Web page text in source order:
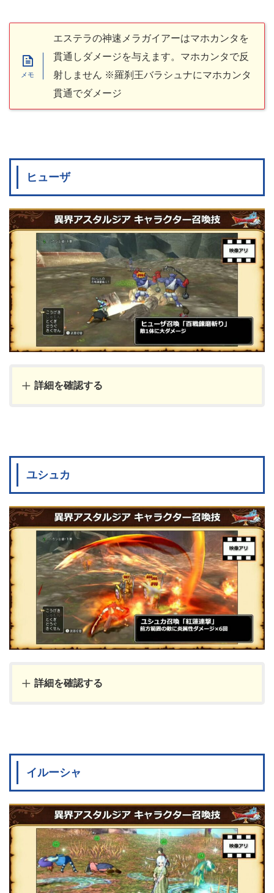
エステラの神速メラガイアーはマホカンタを
貫通しダメージを与えます。マホカンタで反
射しません ※羅刹王バラシュナにマホカンタ
貫通でダメージ
ヒューザ
詳細を確認する
ユシュカ
詳細を確認する
イルーシャ